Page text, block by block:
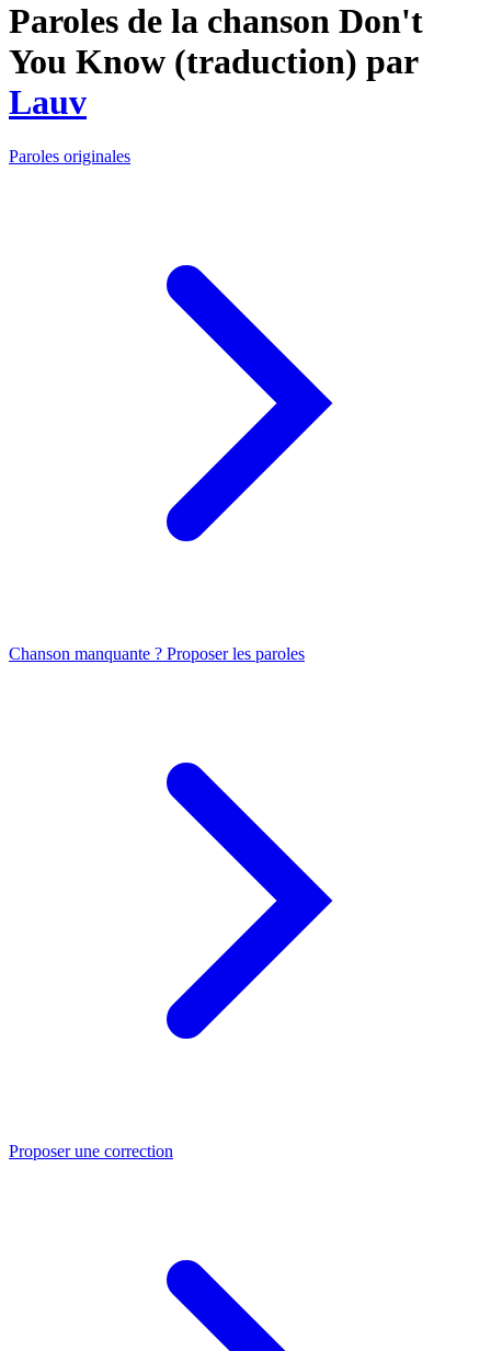
Paroles de la chanson Don't
You Know (traduction) par
Lauv
Paroles originales
Chanson manquante ? Proposer les paroles
Proposer une correction